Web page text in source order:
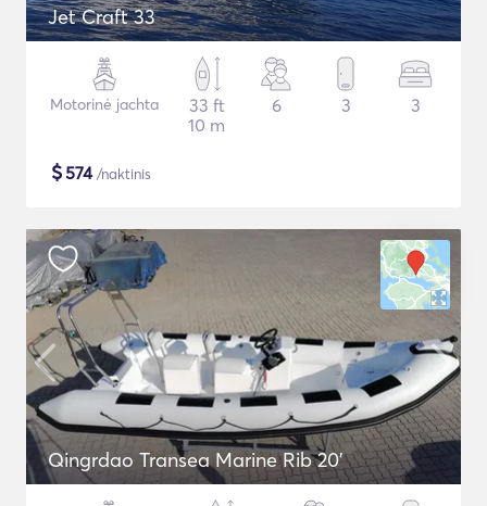
Jet Craft 33
Motorinė jachta
33 ft
10 m
6 3 3
$574/naktinis
Qingrdao Transea Marine Rib 20'